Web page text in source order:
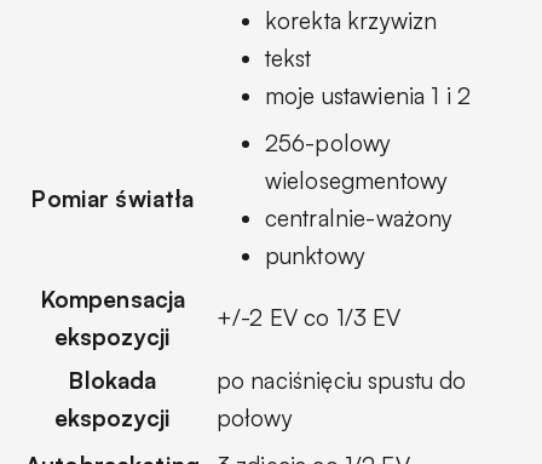
korekta krzywizn
tekst
moje ustawienia 1 i 2
Pomiar światła
256-polowy
wielosegmentowy
centralnie-ważony
punktowy
Kompensacja
ekspozycji
+/-2 EV co 1/3 EV
Blokada
ekspozycji
po naciśnięciu spustu do
połowy